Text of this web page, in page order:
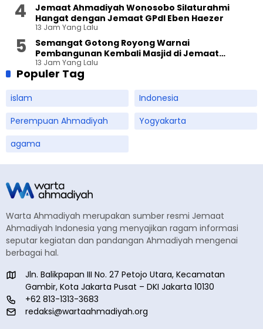
Jemaat Ahmadiyah Wonosobo Silaturahmi
Hangat dengan Jemaat GPdI Eben Haezer
13 Jam Yang Lalu
Semangat Gotong Royong Warnai
Pembangunan Kembali Masjid di Jemaat
Ahmadiyah Sukapura
13 Jam Yang Lalu
Populer Tag
islam
Indonesia
Perempuan Ahmadiyah
Yogyakarta
agama
Warta Ahmadiyah merupakan sumber resmi Jemaat
Ahmadiyah Indonesia yang menyajikan ragam informasi
seputar kegiatan dan pandangan Ahmadiyah mengenai
berbagai hal.
Jln. Balikpapan III No. 27 Petojo Utara, Kecamatan
Gambir, Kota Jakarta Pusat – DKI Jakarta 10130
+62 813-1313-3683
redaksi@wartaahmadiyah.org